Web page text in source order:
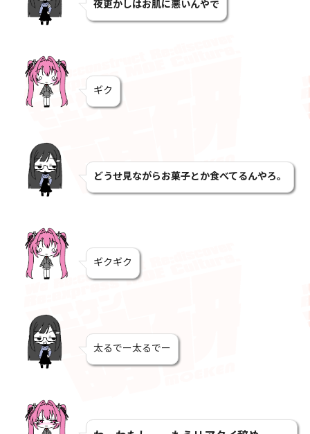
夜更かしはお肌に悪いんやで
ギク
どうせ見ながらお菓子とか食べてるんやろ。
ギクギク
太るでー太るでー